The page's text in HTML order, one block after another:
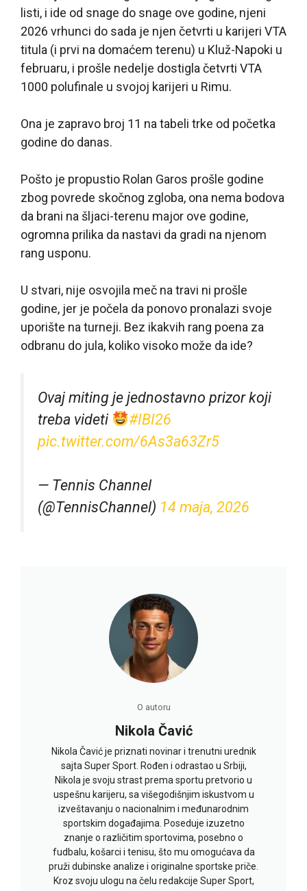
listi, i ide od snage do snage ove godine, njeni
2026 vrhunci do sada je njen četvrti u karijeri VTA
titula (i prvi na domaćem terenu) u Kluž-Napoki u
februaru, i prošle nedelje dostigla četvrti VTA
1000 polufinale u svojoj karijeri u Rimu.
Ona je zapravo broj 11 na tabeli trke od početka
godine do danas.
Pošto je propustio Rolan Garos prošle godine
zbog povrede skočnog zgloba, ona nema bodova
da brani na šljaci-terenu major ove godine,
ogromna prilika da nastavi da gradi na njenom
rang usponu.
U stvari, nije osvojila meč na travi ni prošle
godine, jer je počela da ponovo pronalazi svoje
uporište na turneji. Bez ikakvih rang poena za
odbranu do jula, koliko visoko može da ide?
Ovaj miting je jednostavno prizor koji
treba videti
#IBI26
pic.twitter.com/6As3a63Zr5
— Tennis Channel
(@TennisChannel) 14 maja, 2026
O autoru
Nikola Čavić
Nikola Čavić je priznati novinar i trenutni urednik
sajta Super Sport. Rođen i odrastao u Srbiji,
Nikola je svoju strast prema sportu pretvorio u
uspešnu karijeru, sa višegodišnjim iskustvom u
izveštavanju o nacionalnim i međunarodnim
sportskim događajima. Poseduje izuzetno
znanje o različitim sportovima, posebno o
fudbalu, košarci i tenisu, što mu omogućava da
pruži dubinske analize i originalne sportske priče.
Kroz svoju ulogu na čelu redakcije Super Sport,